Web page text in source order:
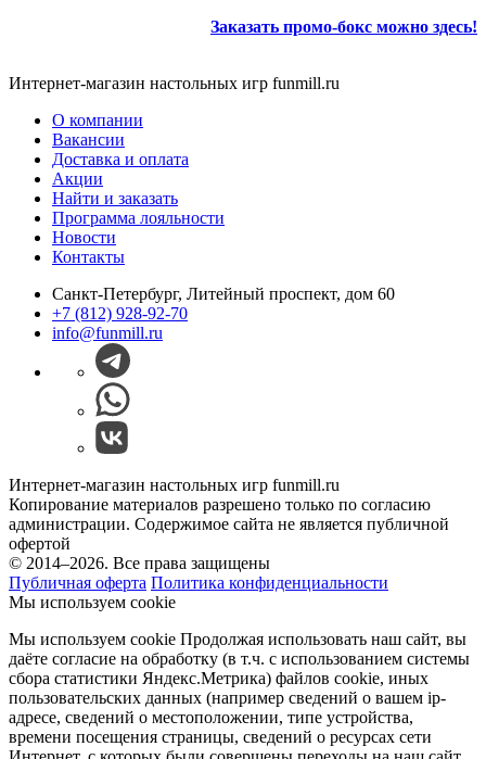
Заказать промо-бокс можно здесь!
Интернет-магазин настольных игр funmill.ru
О компании
Вакансии
Доставка и оплата
Акции
Найти и заказать
Программа лояльности
Новости
Контакты
Санкт-Петербург, Литейный проспект, дом 60
+7 (812) 928-92-70
info@funmill.ru
Интернет-магазин настольных игр funmill.ru
Копирование материалов разрешено только по согласию
администрации. Содержимое сайта не является публичной
офертой
© 2014–2026. Все права защищены
Публичная оферта Политика конфиденциальности
Мы используем cookie
Мы используем cookie Продолжая использовать наш cайт, вы
даёте согласие на обработку (в т.ч. с использованием системы
сбора статистики Яндекс.Метрика) файлов cookie, иных
пользовательских данных (например сведений о вашем ip-
адресе, сведений о местоположении, типе устройства,
времени посещения страницы, сведений о ресурсах сети